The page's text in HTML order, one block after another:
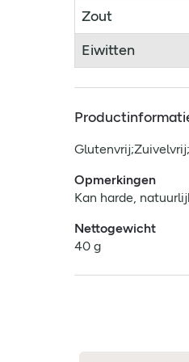
Zout
Eiwitten
Opmerkingen
Kan harde,
Nettogewicht
40 g